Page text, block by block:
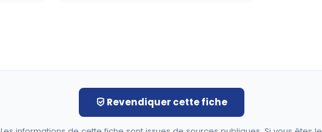
Revendiquer cette fiche